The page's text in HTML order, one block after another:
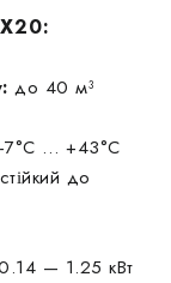
до 40 м³
-7°C … +43°C
до
— 1.25 кВт